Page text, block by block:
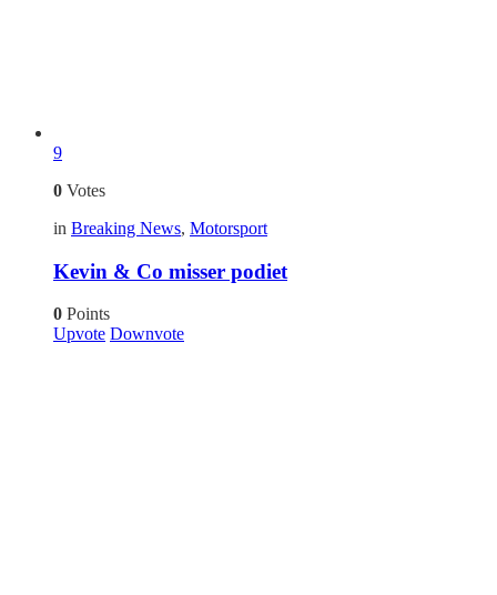
9
0 Votes
in Breaking News, Motorsport
Kevin & Co misser podiet
0 Points
Upvote Downvote